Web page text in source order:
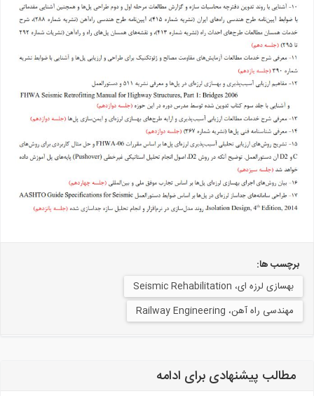
برچسب ها:
بهسازی لرزه ای، Seismic Rehabilitation
مهندسی راه آهن، Railway Engineering
مطالب پیشنهادی برای ادامه